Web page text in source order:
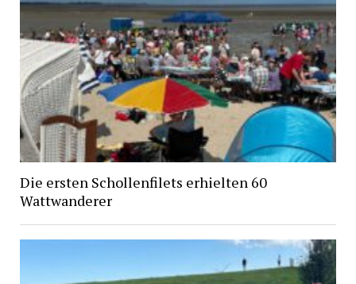
Die ersten Schollenfilets erhielten 60
Wattwanderer